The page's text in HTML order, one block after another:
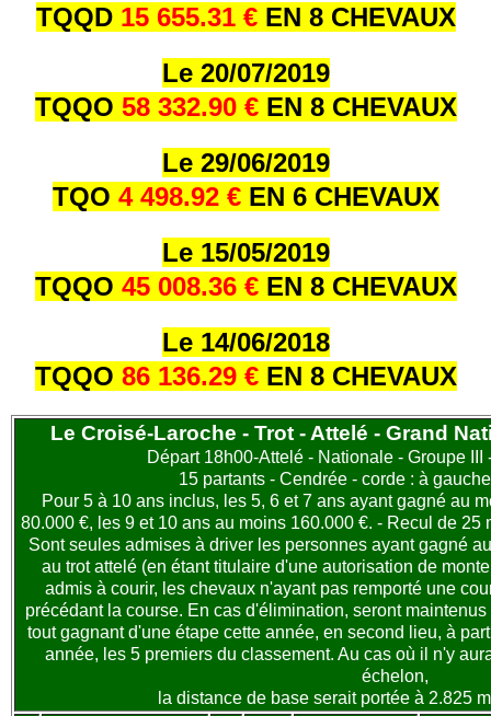
TQQD 15 655.31 € EN 8 CHEVAUX
Le 20/07/2019
TQQO 58 332.90 € EN 8 CHEVAUX
Le 29/06/2019
TQO 4 498.92 € EN 6 CHEVAUX
Le 15/05/2019
TQQO 45 008.36 € EN 8 CHEVAUX
Le 14/06/2018
TQQO 86 136.29 € EN 8 CHEVAUX
Le Croisé-Laroche - Trot - Attelé - Grand
Départ 18h00-Attelé - Nationale - Groupe III
15 partants - Cendrée - corde : à
Pour 5 à 10 ans inclus, les 5, 6 et 7 ans ayant gagné au
80.000 €, les 9 et 10 ans au moins 160.000 €. - Recul de 25
Sont seules admises à driver les personnes ayant gagné
au trot attelé (en étant titulaire d'une autorisation de
admis à courir, les chevaux n'ayant pas remporté une
précédant la course. En cas d'élimination, seront
tout gagnant d'une étape cette année, en second lieu, à
année, les 5 premiers du classement. Au cas où il n'y
échelon,
la distance de base serait portée à 2.825